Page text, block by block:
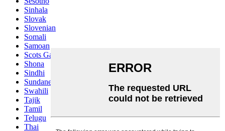
Sinhala
Slovak
Slovenian
Somali
Samoan
Scots Gaelic
Shona
Sindhi
Sundanese
Swahili
Tajik
Tamil
Telugu
Thai